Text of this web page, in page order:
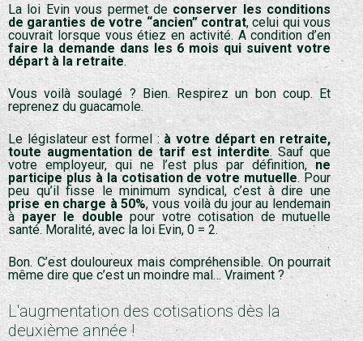
La loi Evin vous permet de conserver les conditions
de garanties de votre “ancien” contrat, celui qui vous
couvrait lorsque vous étiez en activité. A condition d’en
faire la demande dans les 6 mois qui suivent votre
départ à la retraite.
Vous voilà soulagé ? Bien. Respirez un bon coup. Et
reprenez du guacamole.
Le législateur est formel :à votre départ en retraite,
toute augmentation de tarif est interdite. Sauf que
votre employeur, qui ne l’est plus par définition, ne
participe plus à la cotisation de votre mutuelle. Pour
peu qu’il fisse le minimum syndical, c’est à dire une
prise en charge à 50%, vous voilà du jour au lendemain
àpayer le double pour votre cotisation de mutuelle
santé. Moralité, avec la loi Evin, 0 = 2.
Bon. C’est douloureux mais compréhensible. On pourrait
même dire que c’est un moindre mal… Vraiment ?
L'augmentation des cotisations dès la
deuxième année !